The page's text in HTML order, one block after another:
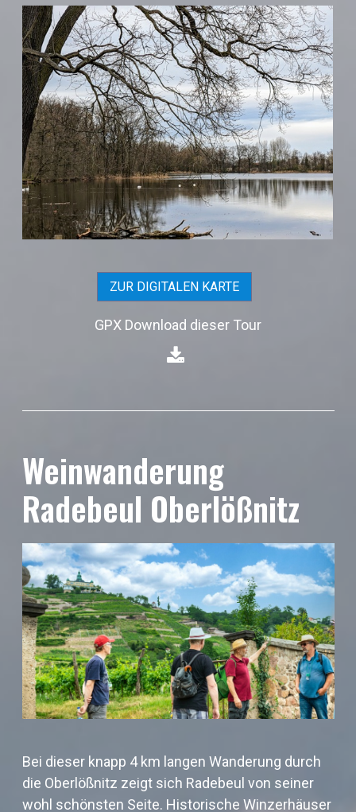
ZUR DIGITALEN KARTE
GPX Download dieser Tour
Weinwanderung
Radebeul Oberlößnitz
Bei dieser knapp 4 km langen Wanderung durch
die Oberlößnitz zeigt sich Radebeul von seiner
wohl schönsten Seite. Historische Winzerhäuser